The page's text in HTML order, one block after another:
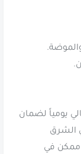
يومياً لضمان
في الشرق
في